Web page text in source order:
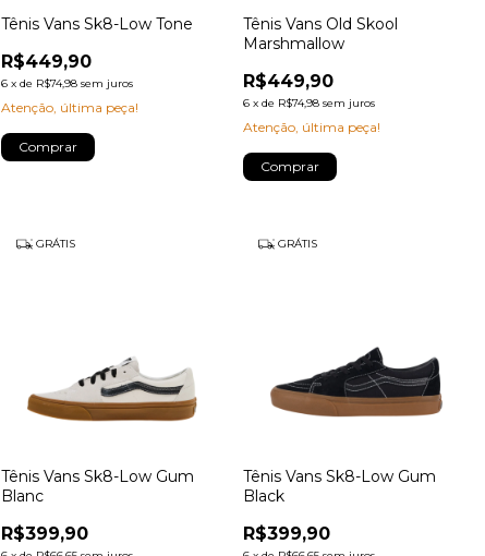
Tênis Vans Sk8-Low Tone
R$449,90
6 x de R$74,98 sem juros
Atenção, última peça!
Comprar
Tênis Vans Old Skool
Marshmallow
R$449,90
6 xde R$74,98 sem juros
Atenção, última peça!
Comprar
GRÁTIS
Tênis Vans Sk8-Low Gum
Blanc
R$399,90
GRÁTIS
Tênis Vans Sk8-Low Gum
Black
R$399,90